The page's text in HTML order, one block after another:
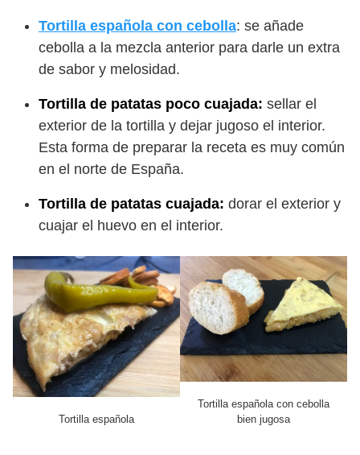
Tortilla española con cebolla: se añade
cebolla a la mezcla anterior para darle un extra
de sabor y melosidad.
Tortilla de patatas poco cuajada: sellar el
exterior de la tortilla y dejar jugoso el interior.
Esta forma de preparar la receta es muy común
en el norte de España.
Tortilla de patatas cuajada: dorar el exterior y
cuajar el huevo en el interior.
Tortilla española
Tortilla española con cebolla
bien jugosa